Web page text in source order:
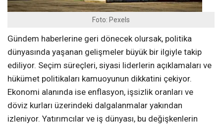
Foto: Pexels
Gündem haberlerine geri dönecek olursak, politika
dünyasında yaşanan gelişmeler büyük bir ilgiyle takip
ediliyor. Seçim süreçleri, siyasi liderlerin açıklamaları ve
hükümet politikaları kamuoyunun dikkatini çekiyor.
Ekonomi alanında ise enflasyon, işsizlik oranları ve
döviz kurları üzerindeki dalgalanmalar yakından
izleniyor. Yatırımcılar ve iş dünyası, bu değişkenlerin